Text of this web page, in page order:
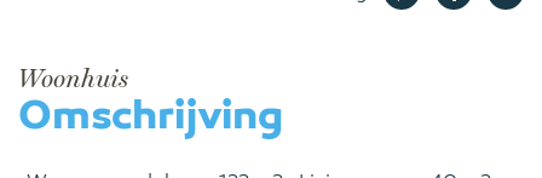
Woonhuis
Omschrijving